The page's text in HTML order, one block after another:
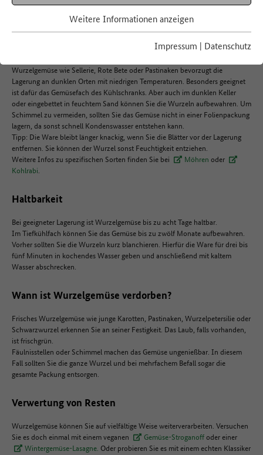
Weitere Informationen anzeigen
Impressum | Datenschutz
Hier finden Sie Informationen rund um die Saisonalität und Regionalität,
Haltbarkeit, Verwertung und die richtige Lagerung von Wurzelgemüse.
Wurzelgemüse wie Sellerie, Rote Bete oder Pastinaken bevorzugt die
Lagerung an dunklen Orten mit niedrigen Temperaturen. Besonders geeignet
ist dafür das Gemüsefach des Kühlschranks. Aber auch im dunklen Keller
oder eingebettet in feuchtem Sand können Sie die Wurzeln aufbewahren. Um
Schimmel zu vermeiden, sollten Sie das Gemüse nicht in einer Folienpackung
lagern, da sonst schnell Kondenswasser entstehen kann.
Tipp: Die Ware bleibt länger knackig, wenn Sie die Blätter vor der Lagerung
entfernen. Sie können der Wurzel sonst Feuchtigkeit entziehen.
Weitere Infos zu spezifischen Sorten finden Sie bei
Möhren oder
Kohlrabi.
Haltbarkeit
Bei geeigneter Lagerung ist Wurzelgemüse bis zu acht Tage haltbar.
Im Tiefkühlfach können Sie das Gemüse bis zu zwölf Monate aufbewahren.
Vorher sollten Sie die Wurzeln kurz blanchieren. Hierfür die Ware für drei bis
fünf Minuten in kochendes Wasser geben und anschließend mit kaltem
Wasser abschrecken.
Wann ist Wurzelgemüse verdorben?
Frisches Wurzelgemüse wie junge Karotten, Pastinaken, Wurzelpetersilie oder
Schwarzwurzel erkennen Sie an seiner Festigkeit. Das Laub, falls vorhanden,
ist frischgrün.
Fäulnisstellen oder Schimmel machen das Gemüse ungenießbar. In diesem
Fall sollten Sie die ganze Wurzel und bei mehrfachem Befall sogar die
gesamte Packung entsorgen.
Verwertung von Resten
Wurzelgemüse können Sie auf vielfältige Weise weiterverarbeiten. Versuchen
Sie es doch einmal mit einem veganen
Gemüse-Stroganoffoder einer
Wintergemüse-Lasagne. Oder probieren Sie es mit einem echten Klassiker